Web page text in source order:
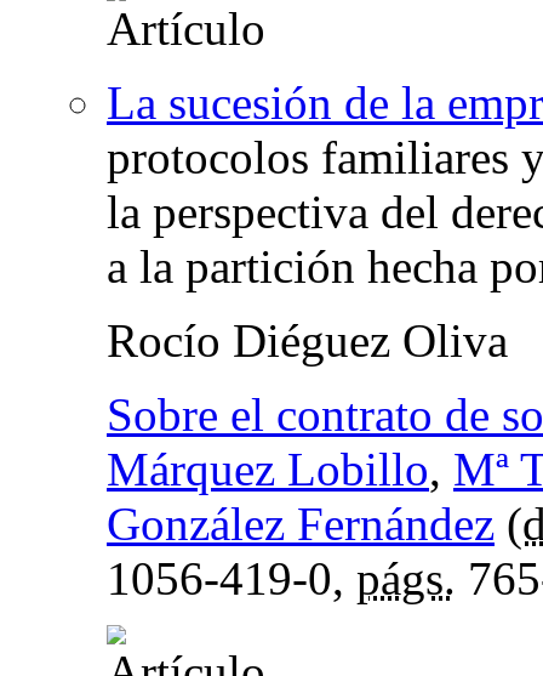
La sucesión de la
protocolos familiares
la perspectiva del
a la partición hecha
Rocío Diéguez Oliva
Sobre el contrato de
Márquez Lobillo, Mª
González Fernández (
1056-419-0, págs.